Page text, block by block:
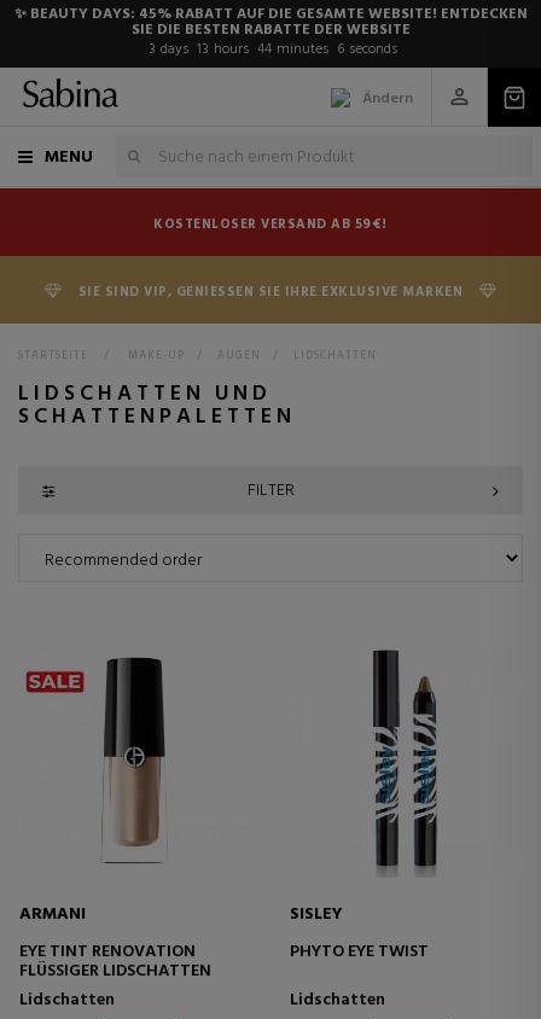
✨ BEAUTY DAYS: 45% RABATT AUF DIE GESAMTE WEBSITE! ENTDECKEN
SIE DIE BESTEN RABATTE DER WEBSITE
3 days 13 hours 44 minutes 5 seconds
Ändern
MENU
KOSTENLOSER VERSAND AB 59€!
SIE SIND VIP, GENIESSEN SIE IHRE EXKLUSIVE MARKEN
STARTSEITE > MAKE-UP > AUGEN > LIDSCHATTEN
LIDSCHATTEN UND
SCHATTENPALETTEN
FILTER
ARMANI
EYE TINT RENOVATION
FLÜSSIGER LIDSCHATTEN
Lidschatten
SISLEY
PHYTO EYE TWIST
Lidschatten